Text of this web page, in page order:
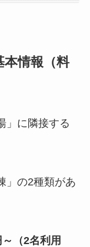
情報（料
」に隣接する
」の2種類があ
（2名利用